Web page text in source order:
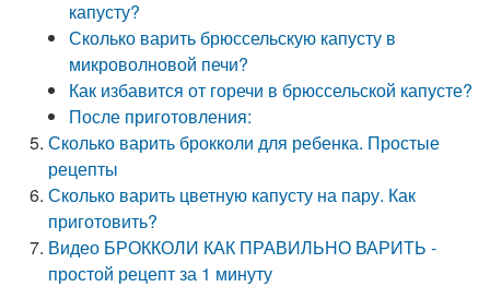
капусту?
Сколько варить брюссельскую капусту в
микроволновой печи?
Как избавится от горечи в брюссельской капусте?
После приготовления:
Сколько варить брокколи для ребенка. Простые
рецепты
Сколько варить цветную капусту на пару. Как
приготовить?
Видео БРОККОЛИ КАК ПРАВИЛЬНО ВАРИТЬ -
простой рецепт за 1 минуту